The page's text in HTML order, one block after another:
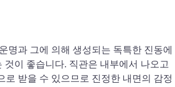
명과 그에 의해 생성되는 독특한 진동에
것이 좋습니다. 직관은 내부에서 나오고
받을 수 있으므로 진정한 내면의 감정